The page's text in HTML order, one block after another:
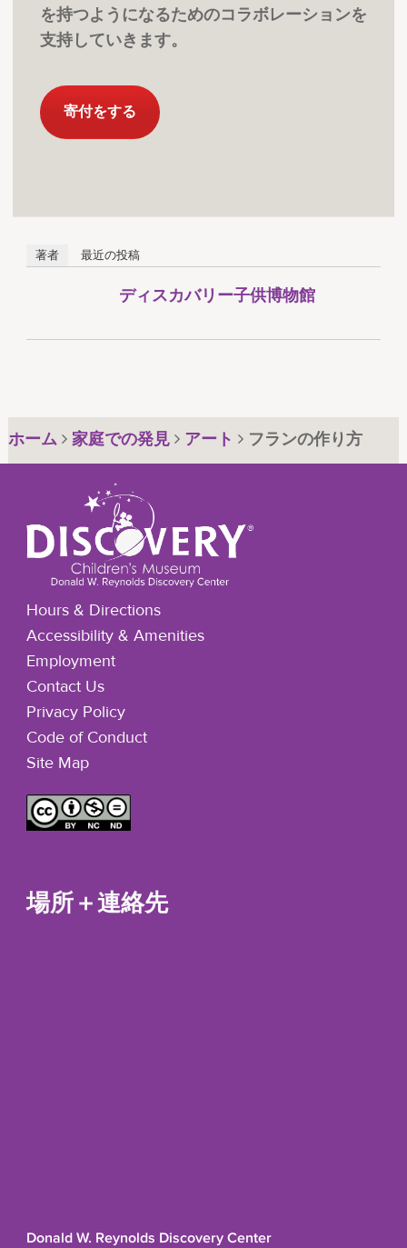
を持つようになるためのコラボレーションを
支持していきます。
寄付をする
著者 最近の投稿
ディスカバリー子供博物館
ホーム 家庭での発見 アート フランの作り方
Hours & Directions
Accessibility & Amenities
Employment
Contact Us
Privacy Policy
Code of Conduct
Site Map
場所＋連絡先
Donald W. Reynolds Discovery Center